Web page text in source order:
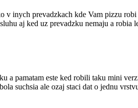
inych prevadzkach kde Vam pizzu
aj ked uz prevadzku nemaju a robia
pamatam este ked robili taku mini
suchsia ale ozaj staci dat o jednu